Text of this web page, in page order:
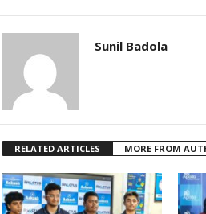
Sunil Badola
RELATED ARTICLES MORE FROM